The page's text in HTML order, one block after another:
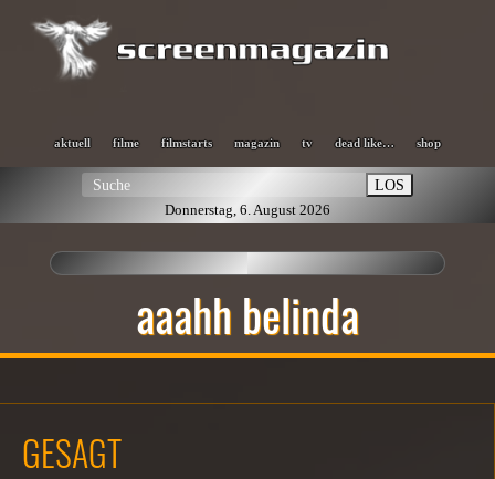
aktuell filme filmstarts magazin tv dead like… shop
LOS
Donnerstag, 6. August 2026
aaahh belinda
GESAGT